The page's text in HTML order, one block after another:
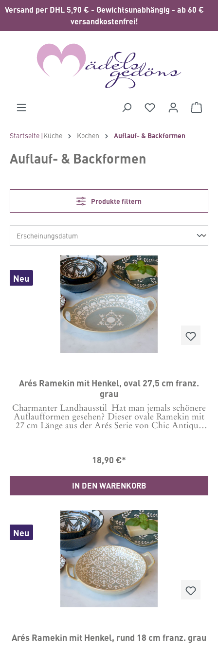
springen
Versand per DHL 5,90 € - Gewichtsunabhängig - ab 60 €
versandkostenfrei!
Startseite |Küche Kochen Auflauf- & Backformen
Auflauf- & Backformen
Produkte filtern
Neu
Arés Ramekin mit Henkel, oval 27,5 cm franz.
grau
Charmanter Landhausstil Hat man jemals schönere
Auflaufformen gesehen? Dieser ovale Ramekin mit
27 cm Länge aus der Arés Serie von Chic Antique
liebevoll gedeckten Tisch, für herzhafte oder auch
mit anderen Teilen der Serie eingedeckt einfach
wunderschön.Praktisch im AlltagDer Serie besteht
aus Porzellan und ist für Nahrungsmittel
dieser ofenfeste Ramekin die ideale Größe für
Auflaufgerichte, Crumbles und jede andere Art von
Speisen. Durch die ovale Form bietet er sich aber
auch zum Anrichten als Platte perfekt an.Vielseitig
verwendbarDu kannst die Form in der Mikrowelle
und im Backofen nutzen. Außerdem ist sie
spülmaschinenfest, sodass du sie nach dem Gebrauch
ganz bequem reinigen kannst. Mit einer Höhe von
4,5 cm und einer Größe von 27,5 x 16 cm ist sie
praktisch und vielseitig einsetzbar.Geeignet für
Spülmaschine, Ofen und Microwelle.Maße 27,5 x
16 cm x H 4,5 cmMaterial: Porzellan
18,90 €*
IN DEN WARENKORB
Neu
Arés Ramekin mit Henkel, rund 18 cm franz. grau